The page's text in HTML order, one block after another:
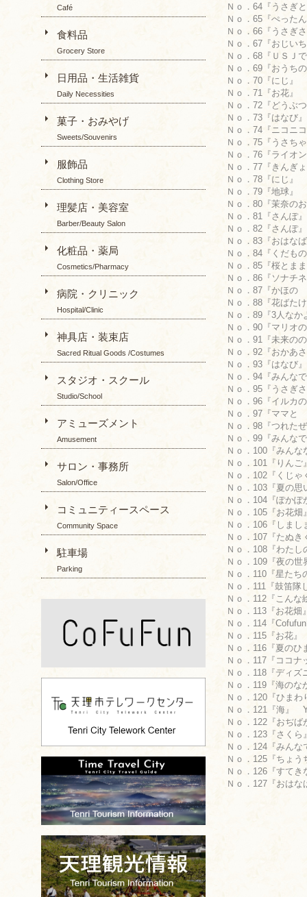
Ｎｏ．64『うさ
Ｎｏ．65『ぺっ
Ｎｏ．66『うさ
Ｎｏ．67『おじ
Ｎｏ．68『ＵＳＪ
Ｎｏ．69『おう
Ｎｏ．70『にじ
Ｎｏ．71『お花
Ｎｏ．72『どう
Ｎｏ．73『はな
Ｎｏ．74『ニコ
Ｎｏ．75『うさ
Ｎｏ．76『ライ
Ｎｏ．77『きん
Ｎｏ．78『にじ
Ｎｏ．79『地球
Ｎｏ．80『茉奈
Ｎｏ．81『さん
Ｎｏ．82『さん
Ｎｏ．83『おは
Ｎｏ．84『くだ
Ｎｏ．85『桜と
Ｎｏ．86『ソナ
Ｎｏ．87『かほ
Ｎｏ．88『花ば
Ｎｏ．89『3人な
Ｎｏ．90『マリ
Ｎｏ．91『未来
Ｎｏ．92『おかあ
Ｎｏ．93『はな
Ｎｏ．94『みんな
Ｎｏ．95『うさ
Ｎｏ．96『イル
Ｎｏ．97『マ
Ｎｏ．98『つれ
Ｎｏ．99『みん
Ｎｏ．100『みん
Ｎｏ．101『りん
Ｎｏ．102『くじ
Ｎｏ．103『夏の
Ｎｏ．104『ぽか
Ｎｏ．105『お花
Ｎｏ．106『しま
Ｎｏ．107『たぬ
Ｎｏ．108『わた
Ｎｏ．109『夜の
Ｎｏ．110『星た
Ｎｏ．111『鼓笛
Ｎｏ．112『こん
Ｎｏ．113『お花
Ｎｏ．114『
Ｎｏ．115『お花
Ｎｏ．116『夏の
Ｎｏ．117『ココ
Ｎｏ．118『ディ
Ｎｏ．119『海の
Ｎｏ．120『ひ
Ｎｏ．121『海』
Ｎｏ．122『おぢ
Ｎｏ．123『さく
Ｎｏ．124『みん
Ｎｏ．125『ちょ
Ｎｏ．126『すて
Ｎｏ．127『おは
Café
食料品
Grocery Store
日用品・生活雑貨
Daily Necessities
菓子・おみやげ
Sweets/Souvenirs
服飾品
Clothing Store
理髪店・美容室
Barber/Beauty Salon
化粧品・薬局
Cosmetics/Pharmacy
病院・クリニック
Hospital/Clinic
神具店・装束店
Sacred Ritual Goods /Costumes
スタジオ・スクール
Studio/School
アミューズメント
Amusement
サロン・事務所
Salon/Office
コミュニティースペース
Community Space
駐車場
Parking